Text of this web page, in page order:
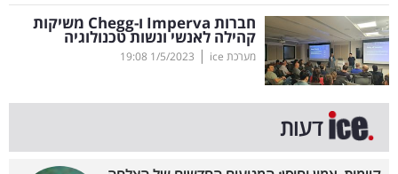
טלוויזיה
עסקי
ספורט
קריירה
ולימודים
חברות Imperva ו-Chegg משיקות
קהילה לאנשי ונשות טכנולוגיה
מערכת ice |
1/5/2023
19:08
דעות